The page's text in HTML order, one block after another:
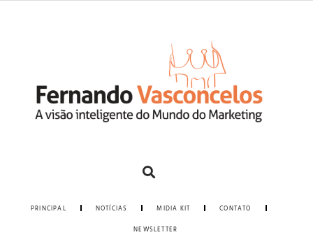
PRINCIPAL NOTÍCIAS MIDIA KIT CONTATO
NEWSLETTER